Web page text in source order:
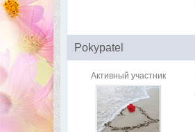
Pokypatel
Активный участник